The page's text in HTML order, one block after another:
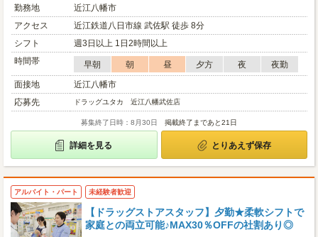
勤務地
近江八幡市
アクセス
近江鉄道八日市線 武佐駅 徒歩 8分
シフト
週3日以上 1日2時間以上
時間帯
早朝 朝 昼 夕方 夜
夜勤
面接地
近江八幡市
応募先
ドラッグユタカ 近江八幡武佐店
募集終了日時：8月30日 掲載終了まであと21日
詳細を見る とりあえず保存
アルバイト・パート 未経験者歓迎
【ドラッグストアスタッフ】夕勤★柔軟シフトで
家庭との両立可能♪MAX30％OFFの社割あり◎